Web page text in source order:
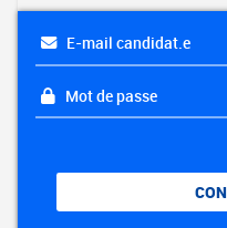
E-mail candidat.e
Mot de passe